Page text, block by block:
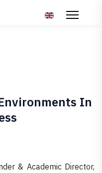
Επιλέξτε τη
In
& Academic Director,